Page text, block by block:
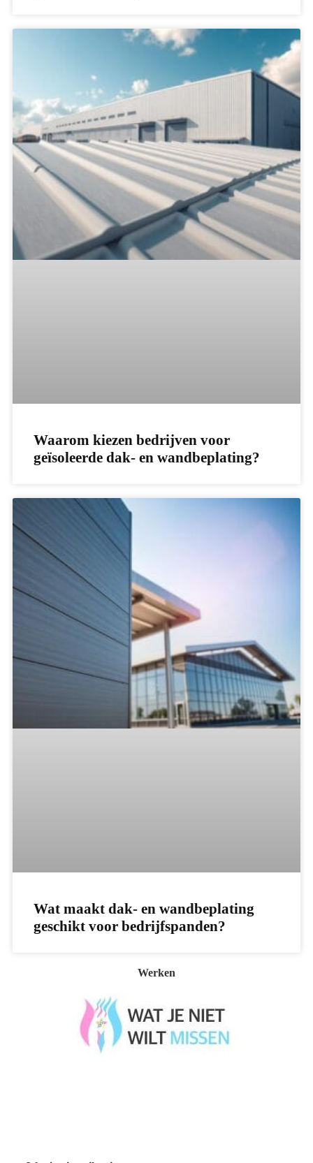
Waarom kiezen bedrijven voor
geïsoleerde dak- en wandbeplating?
Wat maakt dak- en wandbeplating
geschikt voor bedrijfspanden?
Werken